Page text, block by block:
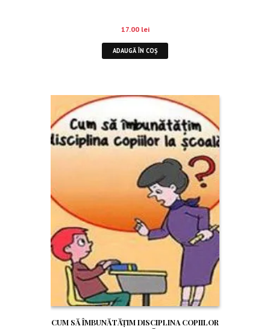
17.00 lei
ADAUGĂ ÎN COȘ
CUM SĂ ÎMBUNĂTĂŢIM DISCIPLINA COPIILOR